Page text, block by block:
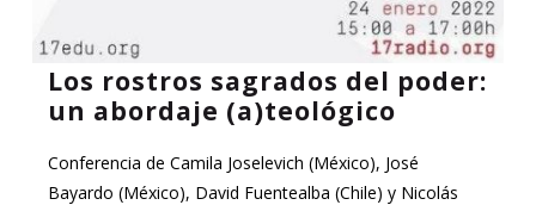
Los rostros sagrados del poder:
un abordaje (a)teológico
Conferencia de Camila Joselevich (México), José
Bayardo (México), David Fuentealba (Chile) y Nicolás